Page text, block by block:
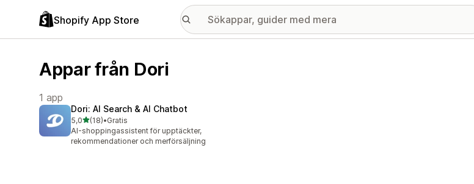
Shopify App Store
Appar från Dori
1 app
Dori: AI Search & AI Chatbot
5,0av 5 stjärnor
(18)
18 recensioner totalt
•Gratis
AI-shoppingassistent för upptäckter,
rekommendationer och merförsäljning